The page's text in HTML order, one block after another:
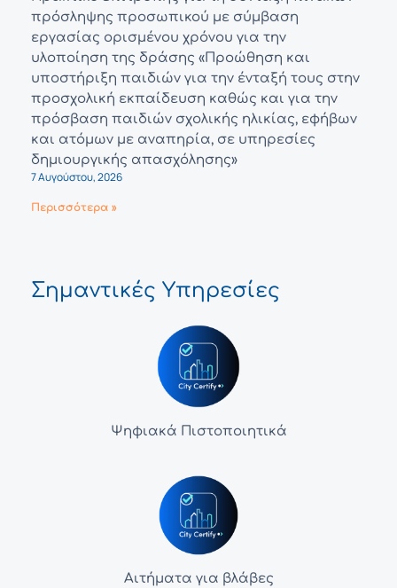
πρόσληψης προσωπικού με σύμβαση
εργασίας ορισμένου χρόνου για την
υλοποίηση της δράσης «Προώθηση και
υποστήριξη παιδιών για την ένταξή τους στην
προσχολική εκπαίδευση καθώς και για την
πρόσβαση παιδιών σχολικής ηλικίας, εφήβων
και ατόμων με αναπηρία, σε υπηρεσίες
δημιουργικής απασχόλησης»
7 Αυγούστου, 2026
Περισσότερα »
Σημαντικές Υπηρεσίες
Ψηφιακά Πιστοποιητικά
Αιτήματα για βλάβες